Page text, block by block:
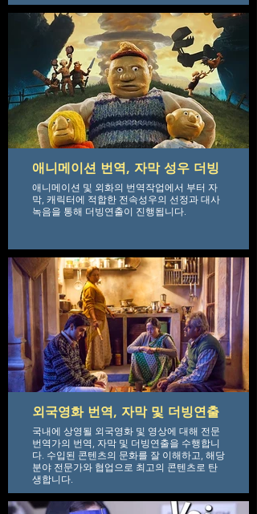
애니메이션 번역, 자막 성우 더빙
애니메이션 및 외화의 번역작업에서 부터 자
막, 캐릭터에 적합한 전속성우의 선정과 대사
녹음을 통해 더빙연출이 진행됩니다.
외국영화 번역, 자막 및 더빙연출
국내에 상영될 외국영화 및 영상에 대해 전문
번역가의 번역, 자막 및 더빙연출을 수행합니
다. 수입된 콘텐츠의 문화를 잘 이해하고, 해당
분야 전문가와 협업으로 최고의 콘텐츠로 탄
생합니다.